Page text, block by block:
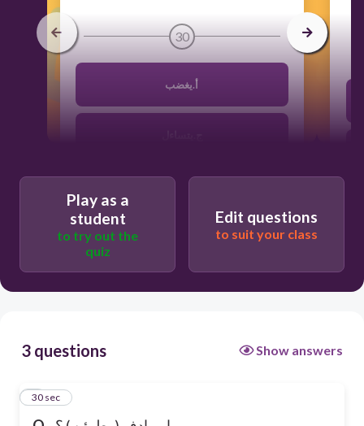
30
أ.يغضب
Play as a
student
to try out the
quiz
Edit questions
to suit your class
3 questions Show answers
1
30 sec